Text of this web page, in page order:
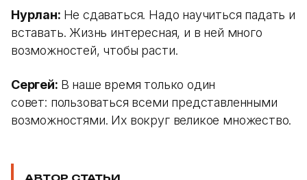
Нурлан: Не сдаваться. Надо научиться падать и
вставать. Жизнь интересная, и в ней много
возможностей, чтобы расти.
Сергей: В наше время только один
совет: пользоваться всеми представленными
возможностями. Их вокруг великое множество.